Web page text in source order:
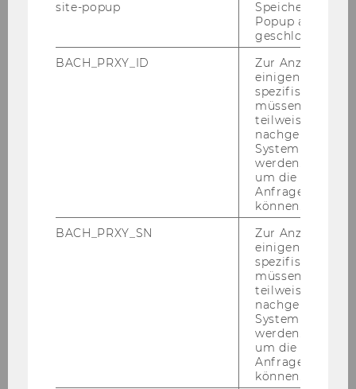
Im Lernstress vergessen wir
manchmal, auf unsere
Bedürfnisse zu achten. Das kann
sich negativ auf die Gesundheit
Prüfungsleistungen auswirken. In
diesem Study Boost erhältst du
praktische Tipps, wie du auch in
stressigen Zeiten gut für dich
Kompetenzen & Ziele
eigene Ressourcenzur
Stressbewältigung
Soforthilfe-Maßnahmen
bei akutem Stress
site-popup
Speichert ob ein
Popup
geschlossen
BACH_PRXY_ID
Zur Anzeige von
einigen WU-
spezifischen
müssen
teilweise von
nachgelagerten
System
werden.
um die Antwort
Anfrage
können.
BACH_PRXY_SN
Zur Anzeige von
einigen WU-
spezifischen
müssen
teilweise von
nachgelagerten
System
werden.
um die Antwort
Anfrage
können.